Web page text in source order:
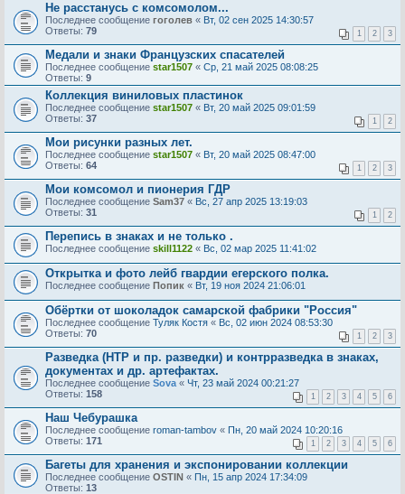
Не расстанусь с комсомолом...
Последнее сообщение гоголев « Вт, 02 сен 2025 14:30:57
Ответы: 79 1 2 3
Медали и знаки Французских спасателей
Последнее сообщение star1507 « Ср, 21 май 2025 08:08:25
Ответы: 9
Коллекция виниловых пластинок
Последнее сообщение star1507 « Вт, 20 май 2025 09:01:59
Ответы: 37 1 2
Мои рисунки разных лет.
Последнее сообщение star1507 « Вт, 20 май 2025 08:47:00
Ответы: 64 1 2 3
Мои комсомол и пионерия ГДР
Последнее сообщение Sam37 « Вс, 27 апр 2025 13:19:03
Ответы: 31 1 2
Перепись в знаках и не только .
Последнее сообщение skill1122 « Вс, 02 мар 2025 11:41:02
Открытка и фото лейб гвардии егерского полка.
Последнее сообщение Попик « Вт, 19 ноя 2024 21:06:01
Обёртки от шоколадок самарской фабрики "Россия"
Последнее сообщение Туляк Костя « Вс, 02 июн 2024 08:53:30
Ответы: 70 1 2 3
Разведка (НТР и пр. разведки) и контрразведка в знаках,
документах и др. артефактах.
Последнее сообщение Sova « Чт, 23 май 2024 00:21:27
Ответы: 158 1 2 3 4 5 6
Наш Чебурашка
Последнее сообщение roman-tambov « Пн, 20 май 2024 10:20:16
Ответы: 171 1 2 3 4 5 6
Багеты для хранения и экспонировании коллекции
Последнее сообщение OSTIN « Пн, 15 апр 2024 17:34:09
Ответы: 13